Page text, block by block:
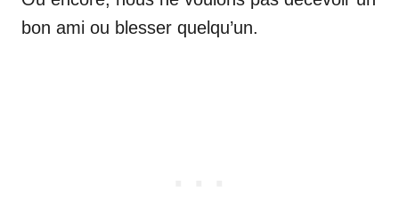
bon ami ou blesser quelqu’un.